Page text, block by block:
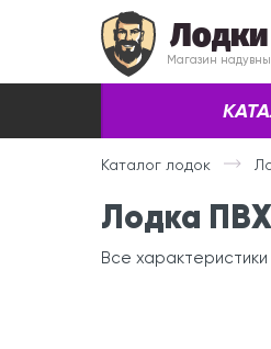
Магазин
Каталог лодок
Лодка ПВХ
Все характеристики